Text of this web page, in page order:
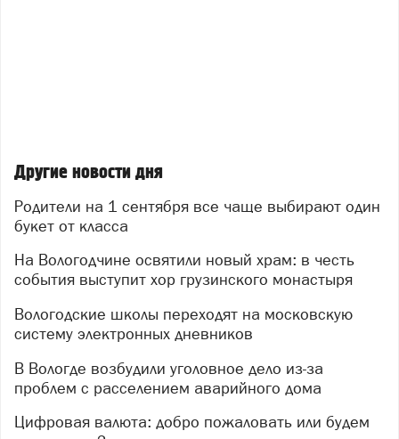
Другие новости дня
Родители на 1 сентября все чаще выбирают один
букет от класса
На Вологодчине освятили новый храм: в честь
события выступит хор грузинского монастыря
Вологодские школы переходят на московскую
систему электронных дневников
В Вологде возбудили уголовное дело из-за
проблем с расселением аварийного дома
Цифровая валюта: добро пожаловать или будем